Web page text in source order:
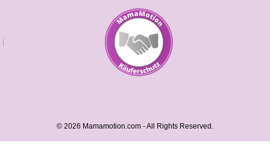
© 2026 Mamamotion.com - All Rights Reserved.